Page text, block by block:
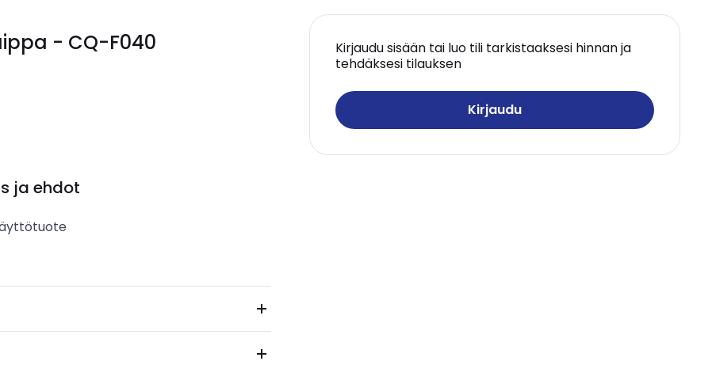
- CQ-F040
Kirjaudu sisään tai luo tili tarkistaaksesi hinnan ja
tehdäksesi tilauksen
Kirjaudu
ja ehdot